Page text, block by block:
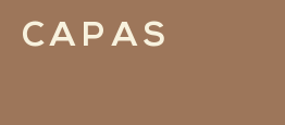
CAPAS